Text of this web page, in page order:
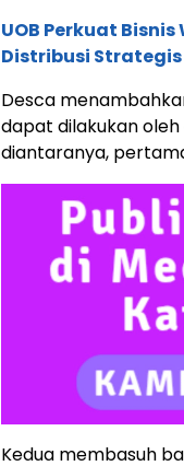
UOB Perkuat
Distribusi
Desca
dapat dilakukan
diantaranya,
Kedua membasuh